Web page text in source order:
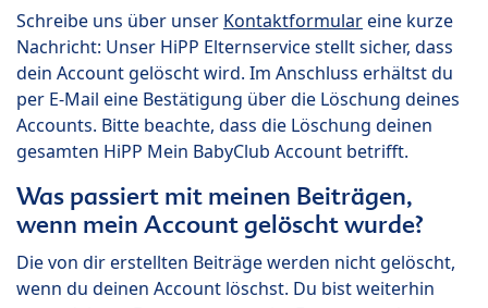
Schreibe uns über unser Kontaktformulareine kurze
Nachricht: Unser HiPP Elternservice stellt sicher, dass
dein Account gelöscht wird. Im Anschluss erhältst du
per E-Mail eine Bestätigung über die Löschung deines
Accounts. Bitte beachte, dass die Löschung deinen
gesamten HiPP Mein BabyClub Account betrifft.
Was passiert mit meinen Beiträgen,
wenn mein Account gelöscht wurde?
Die von dir erstellten Beiträge werden nicht gelöscht,
wenn du deinen Account löschst. Du bist weiterhin